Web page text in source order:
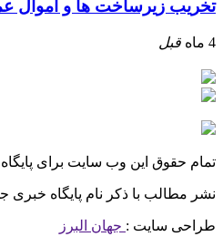
تخریب زیرساخت ها و اموال
4 ماه قبل
تمام حقوق این وب سایت برای
نشر مطالب با ذکر نام پایگاه خبری
طراحی سایت : جهان البرز